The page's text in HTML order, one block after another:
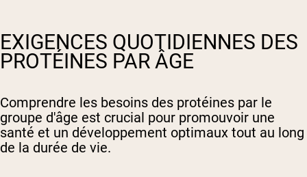
EXIGENCES QUOTIDIENNES DES
PROTÉINES PAR ÂGE
Comprendre les besoins des protéines par le
groupe d'âge est crucial pour promouvoir une
santé et un développement optimaux tout au long
de la durée de vie.